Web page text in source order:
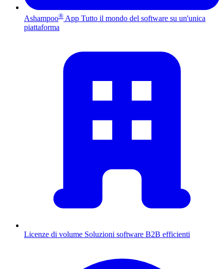
Ashampoo® App Tutto il mondo del software su un'unica
piattaforma
Licenze di volume Soluzioni software B2B efficienti